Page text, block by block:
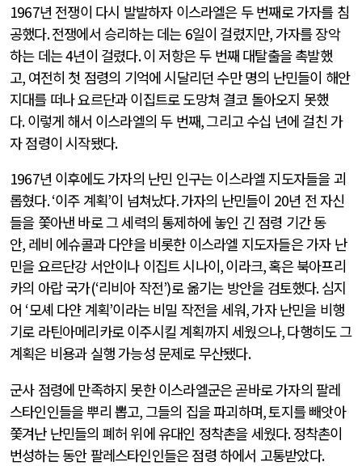
1967년 전쟁이 다시 발발하자 이스라엘은 두 번째로 가자를 침
공했다.전쟁에서 승리하는 데는 6일이 걸렸지만,가자를 장악
하는 데는4년이 걸렸다.이 저항은 두 번째 대탈출을 촉발했
고, 여전히 첫 점령의 기억에 시달리던 수만 명의 난민들이 해안
지대를 떠나 요르단과 이집트로 도망쳐 결코 돌아오지 못했
다.이렇게 해서 이스라엘의 두 번째,그리고 수십 년에 걸친 가
자 점령이 시작됐다.
1967년 이후에도 가자의 난민 인구는 이스라엘 지도자들을 괴
롭혔다. ‘이주 계획’이 넘쳐났다.가자의 난민들이 20년 전 자신
들을 쫓아낸 바로 그 세력의 통제하에 놓인 긴 점령 기간 동
안, 레비 에슈콜과 다얀을 비롯한 이스라엘 지도자들은 가자 난
민을 요르단강 서안이나 이집트 시나이,이라크,혹은 북아프리
카의 아랍 국가(‘리비아 작전’)로 옮기는 방안을 검토했다.심지
어 ‘모셰 다얀 계획’이라는 비밀 작전을 세워,가자 난민을 비행
기로 라틴아메리카로 이주시킬 계획까지 세웠으나,다행히도 그
계획은 비용과 실행 가능성 문제로 무산됐다.
군사 점령에 만족하지 못한 이스라엘군은 곧바로 가자의 팔레
스타인인들을 뿌리 뽑고,그들의 집을 파괴하며,토지를 빼앗아
쫓겨난 난민들의 폐허 위에 유대인 정착촌을 세웠다.정착촌이
번성하는 동안 팔레스타인인들은 점령 하에서 고통받았다.